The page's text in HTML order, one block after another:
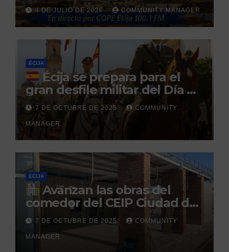
reclamado por narcotráfico
tras no regresar a prisión
durante un permiso
penitenciario
4 DE JULIO DE 2026 COMMUNITY MANAGER
ÉCIJA
Écija se prepara para el
gran desfile militar del Día de
la Hispanidad organizado por
el Centro Militar de Cría
Caballar
7 DE OCTUBRE DE 2025 COMMUNITY
MANAGER
ÉCIJA
Avanzan las obras del
comedor del CEIP Ciudad del
Sol: su finalización está
prevista para finales de 2025
7 DE OCTUBRE DE 2025 COMMUNITY
MANAGER